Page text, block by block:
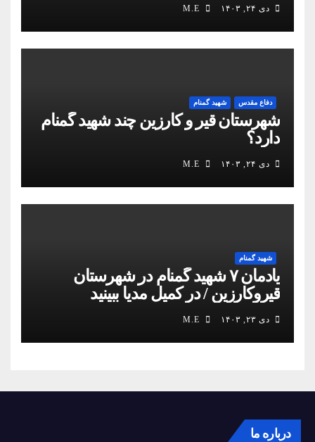
دی ۲۴, ۱۴۰۳
دفاع مقدس شهید گمنام
شهرستان قیر و کارزین چند شهید گمنام
دارد؟
دی ۲۴, ۱۴۰۳
شهید گمنام
یادمان ۷ شهید گمنام در شهرستان
قیروکارزین / در کمیل مدیا ببینید
دی ۲۳, ۱۴۰۳
درباره ما